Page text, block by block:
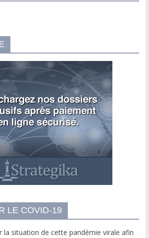
LE COVID-19
la situation de cette pandémie virale afin